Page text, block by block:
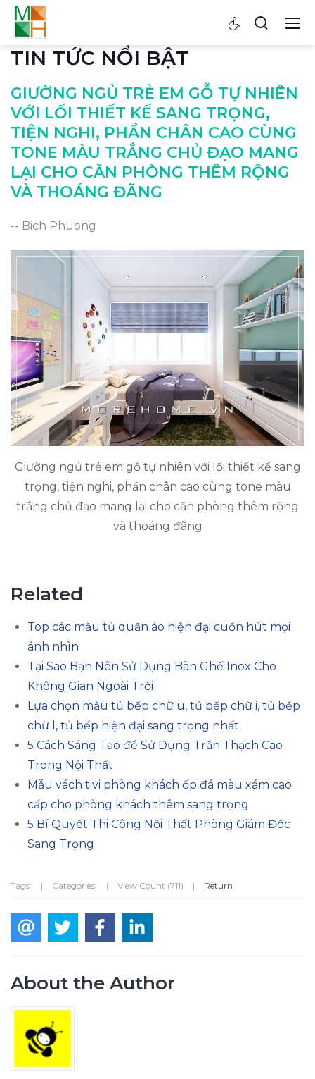
TIN TỨC NỔI BẬT
GIƯỜNG NGỦ TRẺ EM GỖ TỰ NHIÊN
VỚI LỐI THIẾT KẾ SANG TRỌNG,
TIỆN NGHI, PHẦN CHÂN CAO CÙNG
TONE MÀU TRẮNG CHỦ ĐẠO MANG
LẠI CHO CĂN PHÒNG THÊM RỘNG
VÀ THOÁNG ĐÃNG
-- Bich Phuong
Giường ngủ trẻ em gỗ tự nhiên với lối thiết kế sang
trọng, tiện nghi, phần chân cao cùng tone màu
trắng chủ đạo mang lại cho căn phòng thêm rộng
và thoáng đãng
Related
Top các mẫu tủ quần áo hiện đại cuốn hút mọi
ánh nhìn
Tại Sao Bạn Nên Sử Dụng Bàn Ghế Inox Cho
Không Gian Ngoài Trời
Lựa chọn mẫu tủ bếp chữ u, tủ bếp chữ i, tủ bếp
chữ l, tủ bếp hiện đại sang trọng nhất
5 Cách Sáng Tạo để Sử Dụng Trần Thạch Cao
Trong Nội Thất
Mẫu vách tivi phòng khách ốp đá màu xám cao
cấp cho phòng khách thêm sang trọng
5 Bí Quyết Thi Công Nội Thất Phòng Giám Đốc
Sang Trọng
Tags: | Categories: | View Count (711) | Return
About the Author